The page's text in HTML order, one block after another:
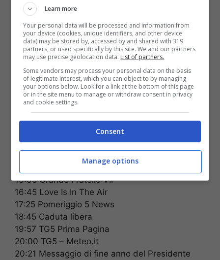
23:50 Capodanno in Musica
CANALE 5
06:00 Prima pagina TG5
07:55 Traffico – Meteo.it
07:59 TG5 Mattina
08:44 Mattino Cinque News
10:57 TG5 – Ore 10
13:00 TG5 – Meteo.it
13:42 Beautiful
14:10 Una vita
14:46 Ritorno ad Aurora: Un Natale speciale
16:35 Grande Fratello VIP
16:45 Love Is In The Air
17:25 Pomeriggio 5 News
18:45 Caduta libera
19:57 TG5 Prima Pagina
20:00 TG5 – Meteo.it
20:21 Messaggio di fine anno del Presidente
Learn more
Your personal data will be processed and information from
your device (cookies, unique identifiers, and other device
data) may be stored by, accessed by and shared with 319
partners, or used specifically by this site. We and our partners
may use precise geolocation data. List of partners.
Some vendors may process your personal data on the basis
of legitimate interest, which you can object to by managing
your options below. Look for a link at the bottom of this page
or in the site menu to manage or withdraw consent in privacy
and cookie settings.
Consent
Manage options